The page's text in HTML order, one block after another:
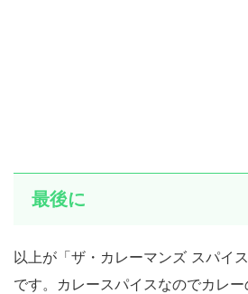
最後に
以上が「ザ・カレーマンズ スパイ
です。カレースパイスなのでカレ